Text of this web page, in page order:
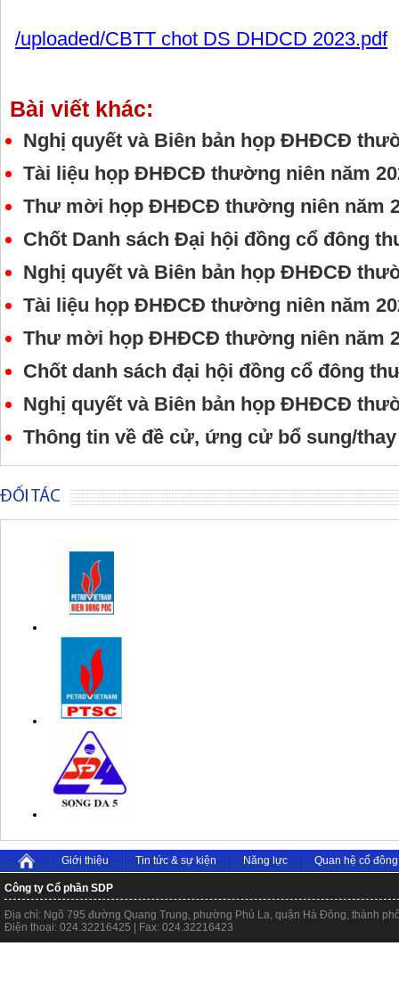
/uploaded/CBTT chot DS DHDCD 2023.pdf
Bài viết khác:
Nghị quyết và Biên bản họp ĐHĐCĐ
Tài liệu họp ĐHĐCĐ thường niên năm
Thư mời họp ĐHĐCĐ thường niên năm
Chốt Danh sách Đại hội đồng cổ đông
Nghị quyết và Biên bản họp ĐHĐCĐ
Tài liệu họp ĐHĐCĐ thường niên năm
Thư mời họp ĐHĐCĐ thường niên năm
Chốt danh sách đại hội đồng cổ đông
Nghị quyết và Biên bản họp ĐHĐCĐ
Thông tin về đề cử, ứng cử bổ sung/thay
ĐỐI TÁC
Giới thiệu Tin tức & sự kiện Năng lực Quan hệ cổ đông
Công ty Cổ phần SDP
Địa chỉ: Ngõ 795 đường Quang Trung, phường Phú La, quận Hà Đông, thành
Điện thoại: 024.32216425 | Fax: 024.32216423